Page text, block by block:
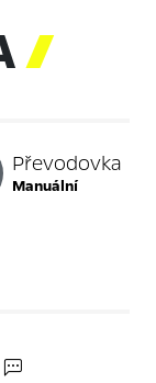

Převodovka
manuální